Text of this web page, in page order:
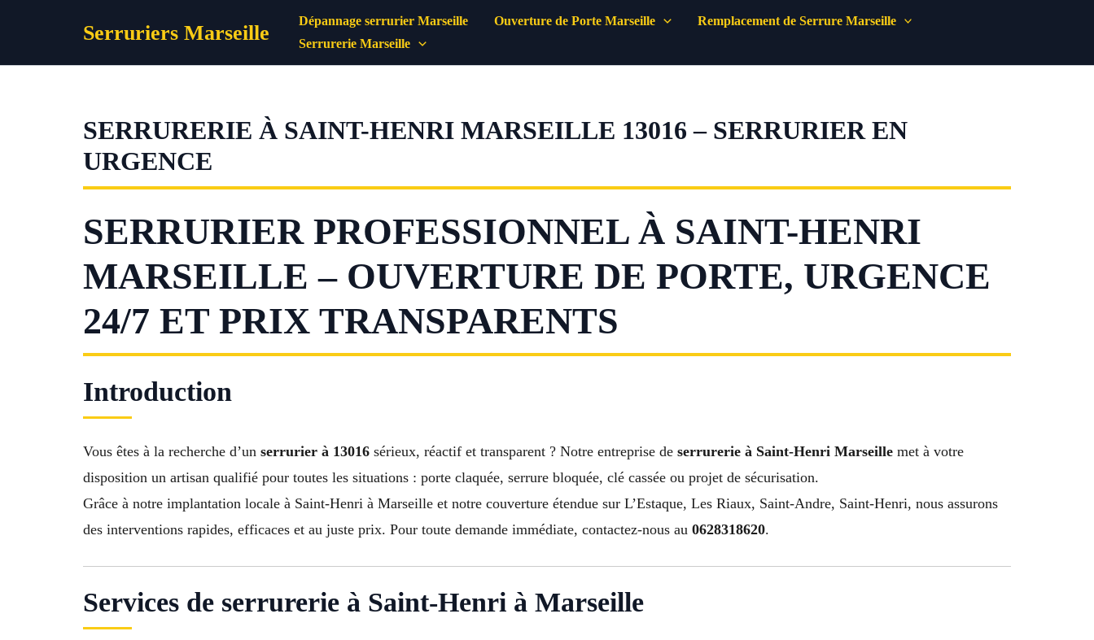
Serruriers Marseille Dépannage serrurier Marseille Ouverture de Porte Marseille
Remplacement de Serrure Marseille
Serrurerie Marseille
SERRURERIE À SAINT-HENRI MARSEILLE 13016 – SERRURIER EN
URGENCE
SERRURIER PROFESSIONNEL À SAINT-HENRI
MARSEILLE – OUVERTURE DE PORTE, URGENCE
24/7 ET PRIX TRANSPARENTS
Introduction
Vous êtes à la recherche d’un serrurier à 13016 sérieux, réactif et transparent ? Notre entreprise de serrurerie à Saint-Henri Marseille met à votre
disposition un artisan qualifié pour toutes les situations : porte claquée, serrure bloquée, clé cassée ou projet de sécurisation.
Grâce à notre implantation locale à Saint-Henri à Marseille et notre couverture étendue sur L’Estaque, Les Riaux, Saint-Andre, Saint-Henri, nous assurons
des interventions rapides, efficaces et au juste prix. Pour toute demande immédiate, contactez-nous au 0628318620.
Services de serrurerie à Saint-Henri à Marseille